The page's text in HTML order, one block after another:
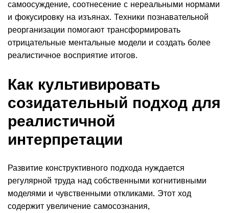
самоосуждение, соотнесение с нереальными нормами
и фокусировку на изъянах. Техники познавательной
реорганизации помогают трансформировать
отрицательные ментальные модели и создать более
реалистичное восприятие итогов.
Как культивировать
созидательный подход для
реалистичной
интерпретации
Развитие конструктивного подхода нуждается
регулярной труда над собственными когнитивными
моделями и чувственными откликами. Этот ход
содержит увеличение самосознания,